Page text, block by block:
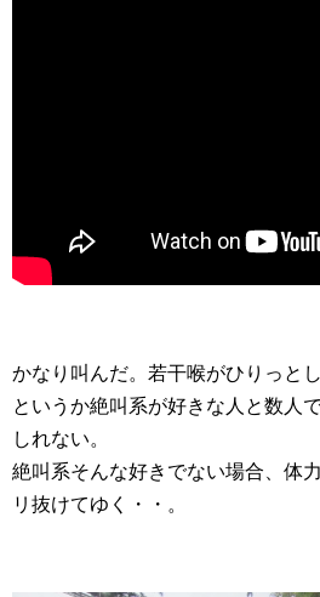
かなり叫んだ。若干喉がひりっとし
というか絶叫系が好きな人と数人
しれない。
絶叫系そんな好きでない場合、体
リ抜けてゆく・・。